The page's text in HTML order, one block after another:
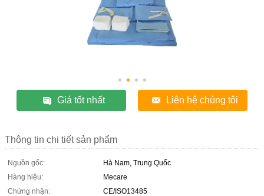
Giá tốt nhất Liên hệ chúng tôi
Thông tin chi tiết sản phẩm
Nguồn gốc:
Hà Nam, Trung Quốc
Hàng hiệu:
Mecare
Chứng nhận:
CE/ISO13485